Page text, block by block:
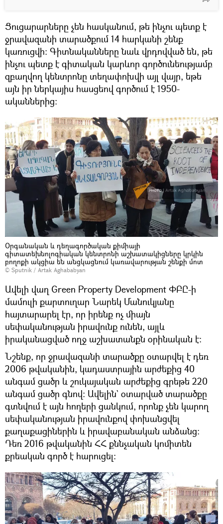
Ցուցարարները չեն հասկանում, թե ինչու պետք է
ջրավազանի տարածքում 14 հարկանի շենք
կառուցվի։ Գիտնականները նաև վրդովված են, թե
ինչու պետք է գիտական կարևոր գործունեությամբ
զբաղվող կենտրոնը տեղափոխվի այլ վայր, եթե
այն իր ներկայիս հասցեով գործում է 1950-
ականներից։
Օրգանական և դեղագործական քիմիայի
գիտատեխնոլոգիական կենտրոնի աշխատակիցները կրկին
բողոքի ակցիա են անցկացնում կառավարության շենքի մոտ
© Sputnik / Artak Aghababyan
Ավելի վաղ Green Property Development ՓԲԸ-ի
մամուլի քարտուղար Նարեկ Մանուկյանը
հայտարարել էր, որ իրենք ոչ միայն
սեփականության իրավունք ունեն, այլև
իրականացված ողջ աշխատանքն օրինական է։
Նշենք, որ ջրավազանի տարածքը օտարվել է դեռ
2006 թվականին, կադաստրային արժեքից 40
անգամ ցածր և շուկայական արժեքից գրեթե 220
անգամ ցածր գնով։ Ավելին` օտարված տարածքը
գտնվում է այն հողերի ցանկում, որոնք չեն կարող
սեփականության իրավունքով փոխանցվել
քաղաքացիներին և իրավաբանական անձանց։
Դեռ 2016 թվականին ՀՀ քննչական կոմիտեն
քրեական գործ է հարուցել։